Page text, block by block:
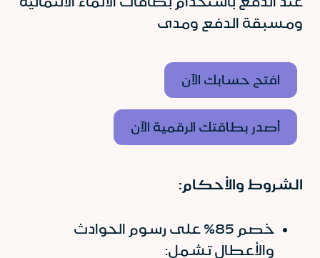
ومسبقة الدفع ومدى
افتح حسابك الآن
أصدر بطاقتك الرقمية الآن
الشروط والأحكام:
خصم 85% على رسوم الحوادث
والأعطال تشمل: